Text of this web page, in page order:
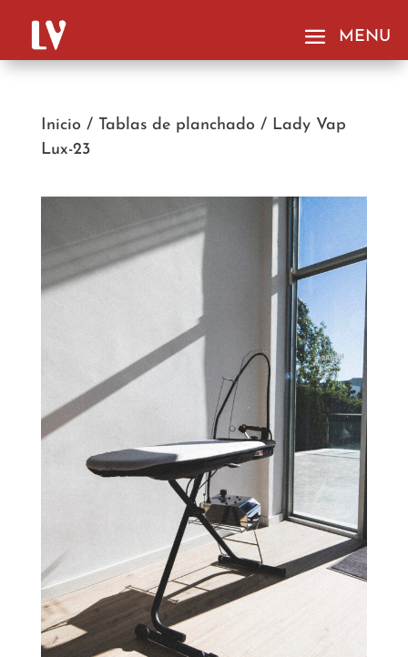
Inicio / Tablas de planchado / Lady Vap
Lux-23